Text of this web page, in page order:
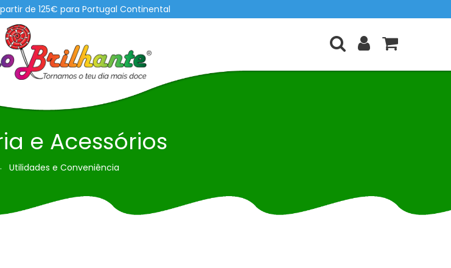
de 125€ para Portugal Continental
e Acessórios
Utilidades e Conveniência